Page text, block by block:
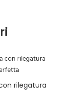
rilegatura